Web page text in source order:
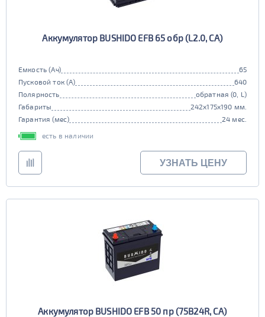
Аккумулятор BUSHIDO EFB 65 обр (L2.0, CA)
Емкость (Ач)
65
Пусковой ток (А)
640
Полярность
обратная (0, L)
Габариты
242x175x190 мм.
Гарантия (мес)
24 мес.
есть в наличии
УЗНАТЬ ЦЕНУ
Аккумулятор BUSHIDO EFB 50 пр (75B24R, CA)